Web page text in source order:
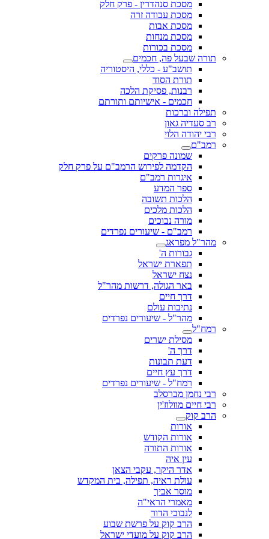
מסכת סנהדרין - פרק חלק
מסכת עבודה זרה
מסכת אבות
מסכת מנחות
מסכת בכורות
תורה שבעל פה, חכמים
תושב"ע - כללי, היסטוריה
תורת הסוד
רבנות, פסיקת הלכה
חכמים - אישיותם ותורתם
תפילה וברכות
רב סעדיה גאון
רבי יהודה הלוי
רמב"ם
שמונה פרקים
הקדמה לפירוש הרמב"ם על פרק חלק
איגרות רמב"ם
ספר המדע
הלכות תשובה
הלכות מלכים
מורה נבוכים
רמב"ם - שיעורים נפרדים
מהר"ל מפראג
גבורות ה'
תפארת ישראל
נצח ישראל
באר הגולה, דרשות מהר"ל
דרך חיים
נתיבות עולם
מהר"ל - שיעורים נפרדים
רמח"ל
מסילת ישרים
דרך ה'
דעת תבונות
דרך עץ חיים
רמח"ל - שיעורים נפרדים
רבי נחמן מברסלב
רבי חיים מוולוז'ין
הרב קוק
אורות
אורות הקודש
אורות התורה
עין איה
אדר היקר, עקבי הצאן
עולת ראיה, תפילה, בית המקדש
מוסר אביך
מאמרי הראי"ה
לנבוכי הדור
הרב קוק על פרשת שבוע
הרב קוק על מועדי ישראל